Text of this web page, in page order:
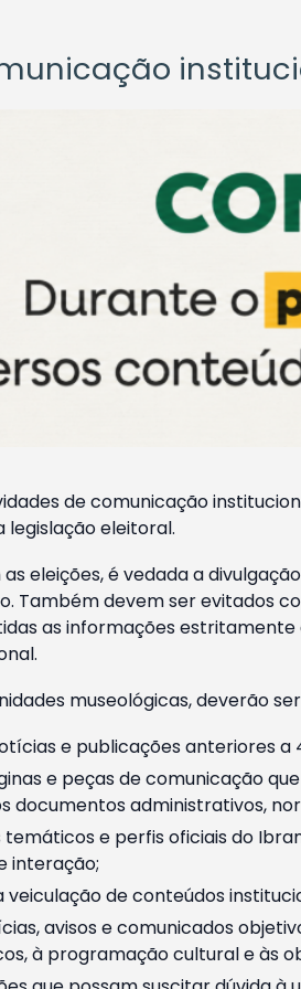
de comunicação
eleitoral.
eleições, é vedada a
Também devem ser evitados
as informações
museológicas, deverão
e publicações anteriores a
e peças de comunicação
documentos administrativos,
e perfis oficiais do
interação;
veiculação de conteúdos
avisos e comunicados
à programação cultural e às